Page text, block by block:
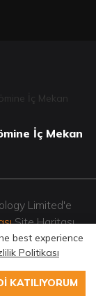
İç Mekan
Limited'e
Site Haritası
best experience
Politikası
KATILIYORUM